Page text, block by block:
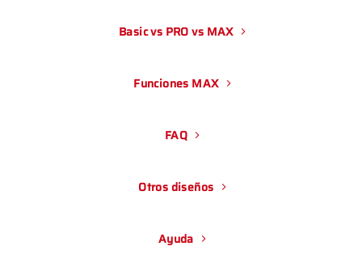
Basic vs PRO vs MAX
Funciones MAX
FAQ
Otros diseños
Ayuda